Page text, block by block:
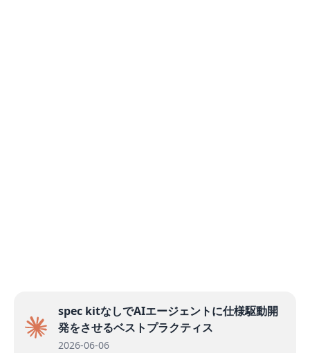
spec kitなしでAIエージェントに仕様駆動開
発をさせるベストプラクティス
2026-06-06